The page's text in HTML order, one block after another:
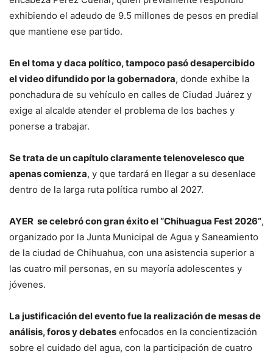
exhibiendo el adeudo de 9.5 millones de pesos en predial
que mantiene ese partido.
En el toma y daca político, tampoco pasó desapercibido
el video difundido por la gobernadora, donde exhibe la
ponchadura de su vehículo en calles de Ciudad Juárez y
exige al alcalde atender el problema de los baches y
ponerse a trabajar.
Se trata de un capítulo claramente telenovelesco que
apenas comienza, y que tardará en llegar a su desenlace
dentro de la larga ruta política rumbo al 2027.
AYER se celebró con gran éxito el “Chihuagua Fest 2026”,
organizado por la Junta Municipal de Agua y Saneamiento
de la ciudad de Chihuahua, con una asistencia superior a
las cuatro mil personas, en su mayoría adolescentes y
jóvenes.
La justificación del evento fue la realización de mesas de
análisis, foros y debates enfocados en la concientización
sobre el cuidado del agua, con la participación de cuatro